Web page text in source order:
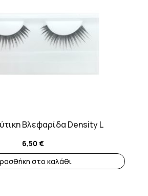
Βλεφαρίδα Density L
6,50€
στο καλάθι